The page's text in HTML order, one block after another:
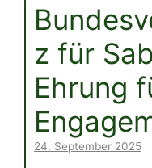
z für
Ehrung
24. September 2025